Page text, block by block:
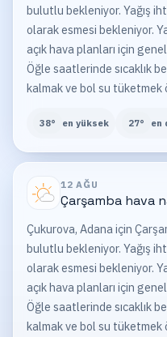
bulutlu bekleniyor. Yağış
olarak esmesi bekleniyor.
açık hava planları için
Öğle saatlerinde sıcaklık
kalmak ve bol su tüketmek
38° en yüksek 27° en
12 AĞU
Çarşambahava
Çukurova, Adana için
bulutlu bekleniyor. Yağış
olarak esmesi bekleniyor.
açık hava planları için
Öğle saatlerinde sıcaklık
kalmak ve bol su tüketmek